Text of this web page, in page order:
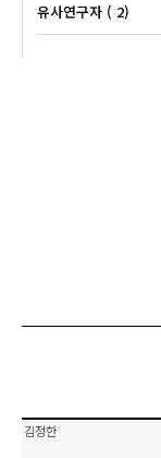
유사연구자 ( 2)
김정한